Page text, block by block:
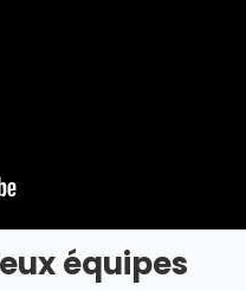
équipes